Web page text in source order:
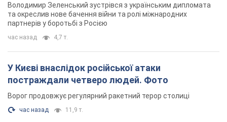
Володимир Зеленський зустрівся з українським дипломата
та окреслив нове бачення війни та ролі міжнародних
партнерів у боротьбі з Росією
час назад 4,7 т.
У Києві внаслідок російської атаки
постраждали четверо людей. Фото
Ворог продовжує регулярний ракетний терор столиці
час назад 11,9 т.